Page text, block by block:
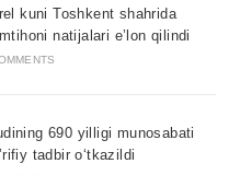
kuni Toshkent shahrida
natijalari e’lon qilindi
690 yilligi munosabati
tadbir o‘tkazildi